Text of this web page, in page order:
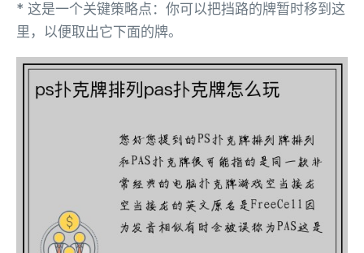
* 这是一个关键策略点：你可以把挡路的牌暂时移到这
里，以便取出它下面的牌。